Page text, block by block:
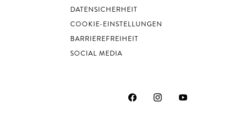
DATENSICHERHEIT
COOKIE-EINSTELLUNGEN
BARRIEREFREIHEIT
SOCIAL MEDIA